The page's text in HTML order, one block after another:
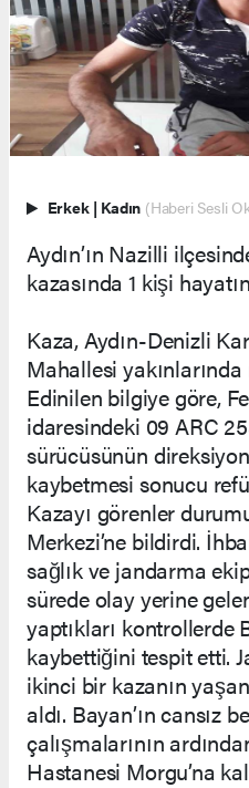
Erkek | Kadın (Haberi Sesli
Aydın’ın Nazilli
kazasında 1 kişi
Kaza, Aydın-Denizli
Mahallesi
Edinilen bilgiye göre,
idaresindeki 09 ARC
sürücüsünün
kaybetmesi sonucu
Kazayı görenler
Merkezi’ne bildirdi.
sağlık ve jandarma
sürede olay yerine
yaptıkları kontrollerde
kaybettiğini tespit etti.
ikinci bir kazanın
aldı. Bayan’ın cansız
çalışmalarının
Hastanesi Morgu’na